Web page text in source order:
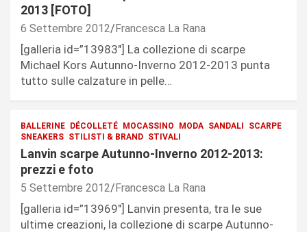
2013 [FOTO]
6 Settembre 2012 Francesca La Rana
[galleria id=”13983″] La collezione di scarpe
Michael Kors Autunno-Inverno 2012-2013 punta
tutto sulle calzature in pelle…
BALLERINE DÉCOLLETÉ MOCASSINO MODA SANDALI
SCARPE
SNEAKERS STILISTI & BRAND STIVALI
Lanvin scarpe Autunno-Inverno 2012-2013:
prezzi e foto
5 Settembre 2012 Francesca La Rana
[galleria id=”13969″] Lanvin presenta, tra le sue
ultime creazioni, la collezione di scarpe Autunno-